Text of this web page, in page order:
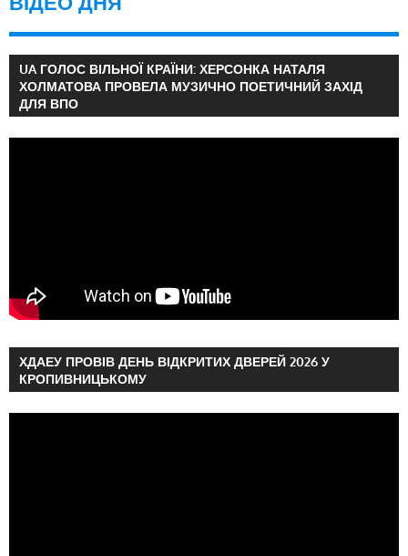
UA ГОЛОС ВІЛЬНОЇ КРАЇНИ: ХЕРСОНКА НАТАЛЯ
ХОЛМАТОВА ПРОВЕЛА МУЗИЧНО ПОЕТИЧНИЙ ЗАХІД
ДЛЯ ВПО
ХДАЕУ ПРОВІВ ДЕНЬ ВІДКРИТИХ ДВЕРЕЙ 2026 У
КРОПИВНИЦЬКОМУ